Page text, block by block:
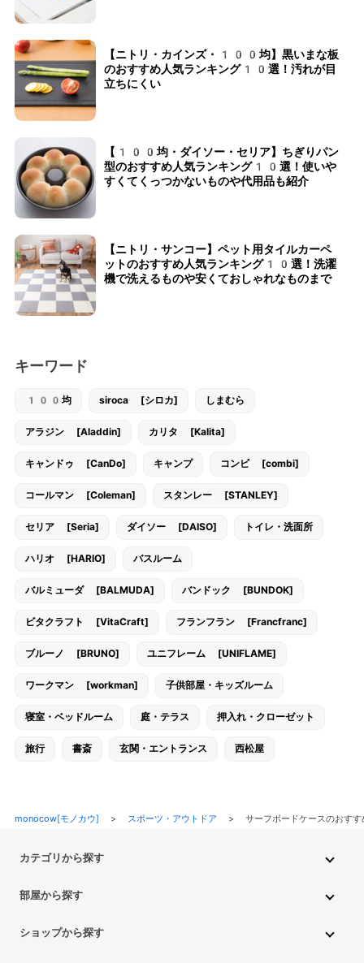
【ニトリ・カインズ・100均】黒いまな板
のおすすめ人気ランキング10選！汚れが目
立ちにくい
【100均・ダイソー・セリア】ちぎりパン
型のおすすめ人気ランキング10選！使いや
すくてくっつかないものや代用品も紹介
【ニトリ・サンコー】ペット用タイルカーペ
ットのおすすめ人気ランキング10選！洗濯
機で洗えるものや安くておしゃれなものまで
キーワード
100均 siroca [シロカ] しまむら
アラジン [Aladdin] カリタ [Kalita]
キャンドゥ [CanDo] キャンプ コンビ [combi]
コールマン [Coleman] スタンレー [STANLEY]
セリア [Seria] ダイソー [DAISO] トイレ・洗面所
ハリオ [HARIO] バスルーム
バルミューダ [BALMUDA] バンドック [BUNDOK]
ビタクラフト [VitaCraft] フランフラン [Francfranc]
ブルーノ [BRUNO] ユニフレーム [UNIFLAME]
ワークマン [workman] 子供部屋・キッズルーム
寝室・ベッドルーム 庭・テラス 押入れ・クローゼット
旅行 書斎 玄関・エントランス 西松屋
monocow[モノカウ] > スポーツ・アウトドア > サーフボードケースのおす
カテゴリから探す
ペット用品 ベビー・キッズ
部屋から探す
ショップから探す